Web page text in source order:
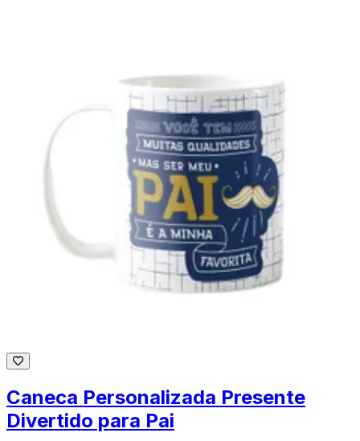
Caneca Personalizada Presente
Divertido para Pai